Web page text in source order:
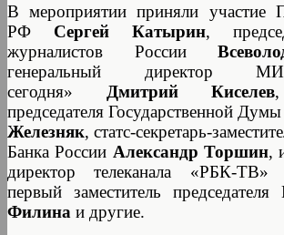
В мероприятии приняли участие
РФ Сергей Катырин,
журналистов России
генеральный директор
сегодня»
Дмитрий Киселев
председателя Государственной
Железняк, статс-секретарь-
Банка России Александр Торшин,
директор телеканала «РБК-ТВ»
первый заместитель
Филина и другие.